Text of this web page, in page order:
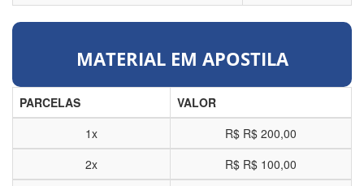
MATERIAL EM APOSTILA
PARCELAS
VALOR
1x
R$ R$ 200,00
2x
R$ R$ 100,00